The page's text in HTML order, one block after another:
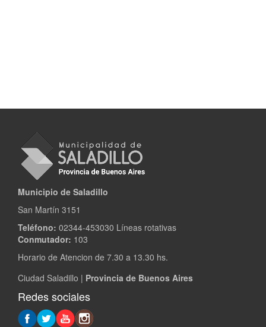
Municipio de Saladillo
San Martín 3151
Teléfono: 02344-453030 Líneas rotativas
Conmutador: 103
Horario de Atencion de 7.30 a 13.30 hs.
Ciudad Saladillo | Provincia de Buenos Aires
Redes sociales